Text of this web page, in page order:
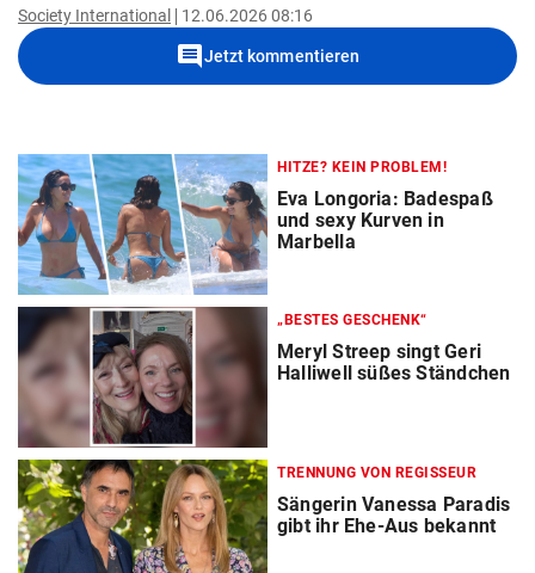
Society International 12.06.2026 08:16
commentJetzt kommentieren
HITZE? KEIN PROBLEM!
Eva Longoria: Badespaß
und sexy Kurven in
Marbella
„BESTES GESCHENK“
Meryl Streep singt Geri
Halliwell süßes Ständchen
TRENNUNG VON REGISSEUR
Sängerin Vanessa Paradis
gibt ihr Ehe-Aus bekannt